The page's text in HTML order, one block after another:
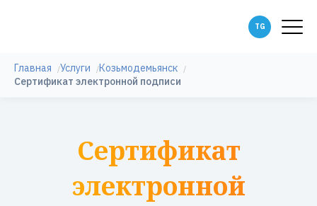
Главная Услуги
Козьмодемьянск
Сертификат электронной подписи
Сертификат
электронной